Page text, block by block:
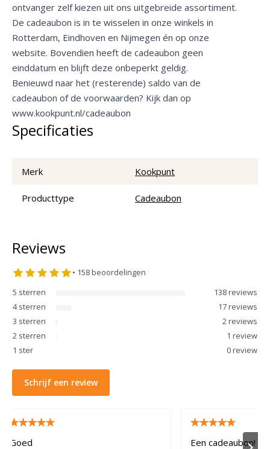
ontvanger zelf kiezen uit ons uitgebreide assortiment.
De cadeaubon is in te wisselen in onze winkels in
Rotterdam, Eindhoven en Nijmegen én op onze
website. Bovendien heeft de cadeaubon geen
einddatum en blijft deze onbeperkt geldig.
Benieuwd naar het (resterende) saldo van de
cadeaubon of de voorwaarden? Kijk dan op
www.kookpunt.nl/cadeaubon
Specificaties
Merk Kookpunt
Producttype Cadeaubon
Reviews
• 158beoordelingen
5 sterren 138reviews
4 sterren 17reviews
3 sterren 2 reviews
2 sterren 1 review
1 ster 0review
Schrijf een review
Goed Een cadeaubon!